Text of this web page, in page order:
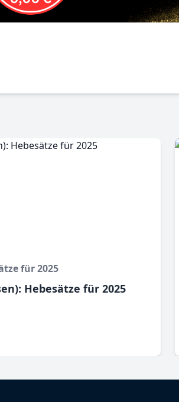
für 2025
Hebesätze für 2025